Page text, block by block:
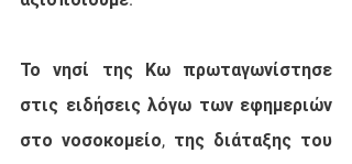
Το νησί της Κω πρωταγωνίστησε
στις ειδήσεις λόγω των εφημεριών
στο νοσοκομείο, της διάταξης του